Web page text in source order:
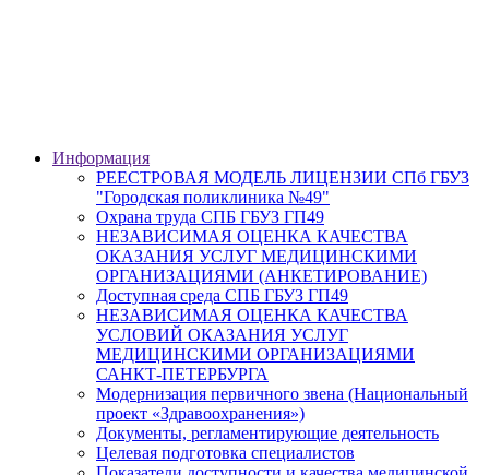
Информация
РЕЕСТРОВАЯ МОДЕЛЬ ЛИЦЕНЗИИ СПб ГБУЗ
"Городская поликлиника №49"
Охрана труда СПБ ГБУЗ ГП49
НЕЗАВИСИМАЯ ОЦЕНКА КАЧЕСТВА
ОКАЗАНИЯ УСЛУГ МЕДИЦИНСКИМИ
ОРГАНИЗАЦИЯМИ (АНКЕТИРОВАНИЕ)
Доступная среда СПБ ГБУЗ ГП49
НЕЗАВИСИМАЯ ОЦЕНКА КАЧЕСТВА
УСЛОВИЙ ОКАЗАНИЯ УСЛУГ
МЕДИЦИНСКИМИ ОРГАНИЗАЦИЯМИ
САНКТ-ПЕТЕРБУРГА
Модернизация первичного звена (Национальный
проект «Здравоохранения»)
Документы, регламентирующие деятельность
Целевая подготовка специалистов